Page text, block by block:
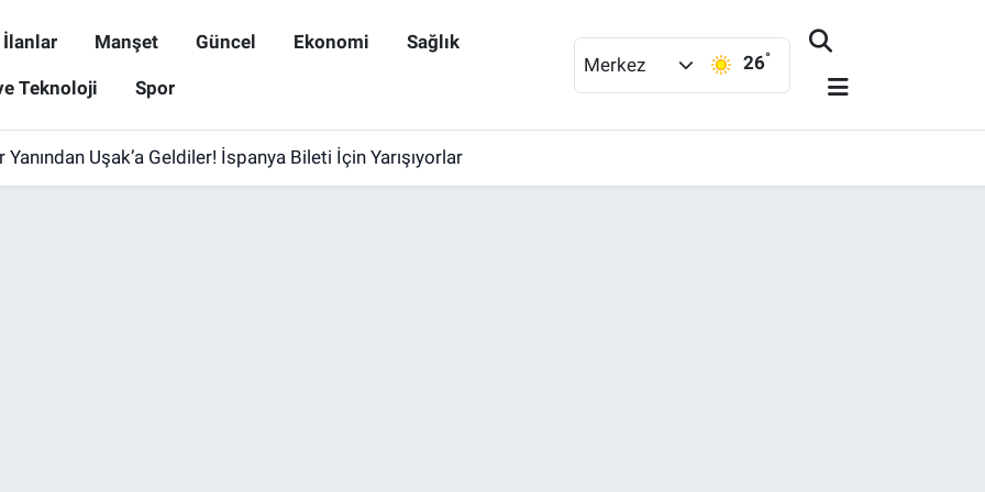
İlanlar Manşet Güncel Ekonomi Sağlık
Teknoloji Spor
Merkez 26°
Yanından Uşak’a Geldiler! İspanya Bileti İçin Yarışıyorlar